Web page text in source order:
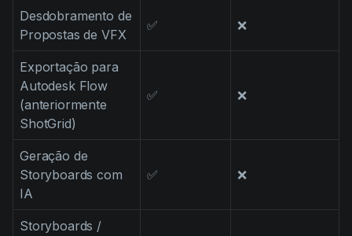
Desdobramento de
Propostas de VFX
✅ ❌
Exportação para
Autodesk Flow
(anteriormente
ShotGrid)
✅ ❌
Geração de
Storyboards com
IA
✅ ❌
Storyboards /